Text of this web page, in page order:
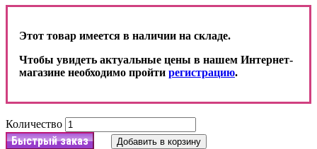
Этот товар имеется в наличии на складе.
Чтобы увидеть актуальные цены в нашем Интернет-
магазине необходимо пройти регистрацию.
Количество
Быстрый заказ Добавить в корзину